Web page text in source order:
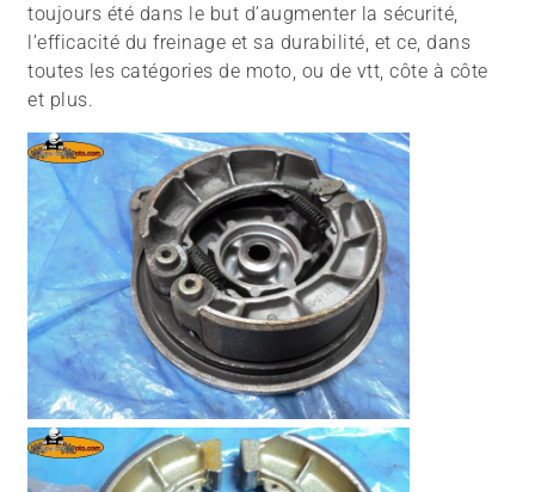
toujours été dans le but d’augmenter la sécurité,
l’efficacité du freinage et sa durabilité, et ce, dans
toutes les catégories de moto, ou de vtt, côte à côte
et plus.